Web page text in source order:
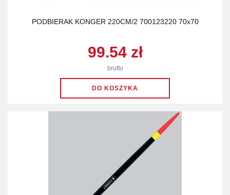
PODBIERAK KONGER 220CM/2 700123220 70x70
99.54 zł
brutto